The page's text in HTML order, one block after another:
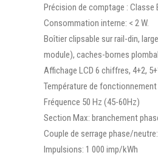
Précision de comptage : Classe
Consommation interne: < 2 W.
Boîtier clipsable sur rail-din,
module), caches-bornes
Affichage LCD 6 chiffres, 4+2,
Température de fonctionnement
Fréquence 50 Hz (45-60Hz)
Section Max: branchement
Couple de serrage phase/
Impulsions: 1 000 imp/kWh